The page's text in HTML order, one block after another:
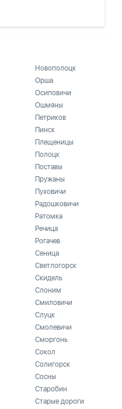
Новополоцк
Орша
Осиповичи
Ошмяны
Петриков
Пинск
Плещеницы
Полоцк
Поставы
Пружаны
Пуховичи
Радошковичи
Ратомка
Речица
Рогачев
Сеница
Светлогорск
Скидель
Слоним
Смиловичи
Слуцк
Смолевичи
Сморгонь
Сокол
Солигорск
Сосны
Старобин
Старые дороги